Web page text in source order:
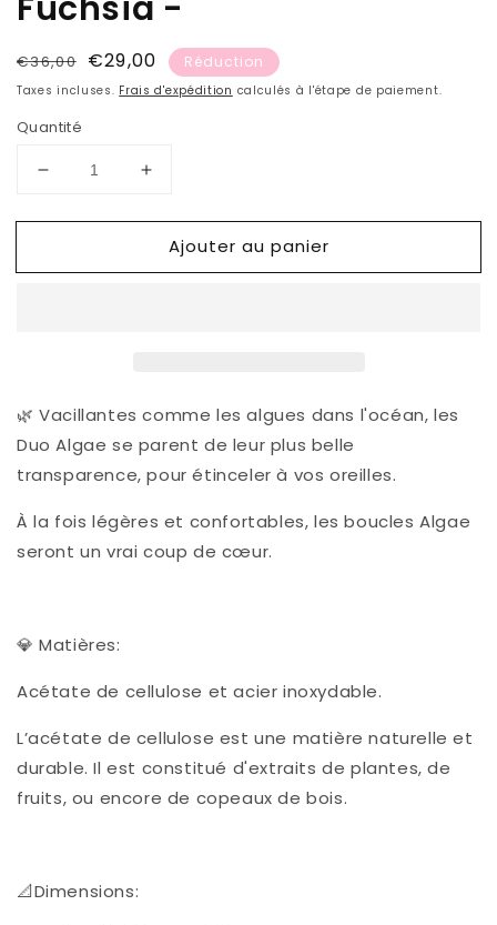
Prix
habituel
€36,00 Prix
soldé
€29,00 Réduction
Taxes incluses. Frais d'expédition calculés à l'étape de paiement.
Quantité
Réduire
quantité
Boucles
Augmenter
quantité
Boucles
Ajouter au panier
🌿 Vacillantes comme les algues dans l'océan, les
Duo Algae se parent de leur plus belle
transparence, pour étinceler à vos oreilles.
À la fois légères et confortables, les boucles Algae
seront un vrai coup de cœur.
💎 Matières:
Acétate de cellulose et acier inoxydable.
L’acétate de cellulose est une matière naturelle et
durable. Il est constitué d'extraits de plantes, de
fruits, ou encore de copeaux de bois.
📐Dimensions: